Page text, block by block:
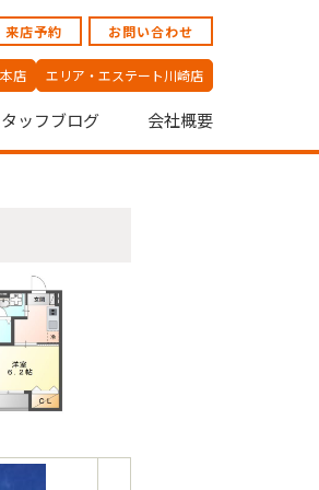
来店予約 お問い合わせ
店 エリア・エステート川崎店
ッフブログ 会社概要